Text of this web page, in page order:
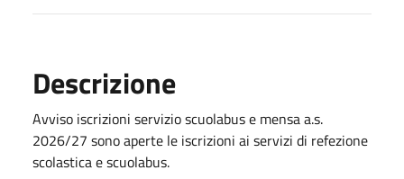
Descrizione
Avviso iscrizioni servizio scuolabus e mensa a.s.
2026/27 sono aperte le iscrizioni ai servizi di refezione
scolastica e scuolabus.